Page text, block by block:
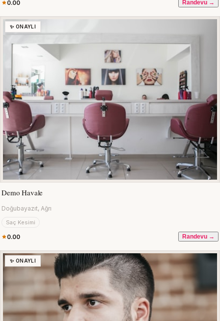
0.00 Randevu →
✨ ONAYLI
Demo Havale
Doğubayazıt, Ağrı
Saç Kesimi
0.00 Randevu →
✨ ONAYLI